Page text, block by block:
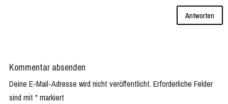
Antworten
Kommentar absenden
Deine E-Mail-Adresse wird nicht veröffentlicht. Erforderliche Felder
sind mit *markiert